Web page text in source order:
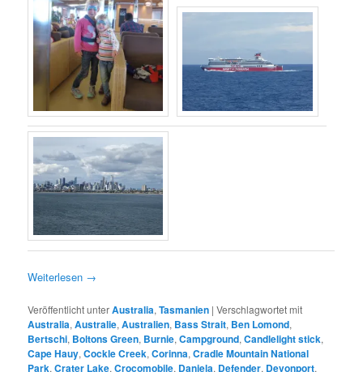
Weiterlesen →
Veröffentlicht unterAustralia,Tasmanien |Verschlagwortet mit
Australia,Australie,Australien, Bass Strait, Ben Lomond,
Bertschi, Boltons Green, Burnie,Campground,Candlelight stick,
Cape Hauy,Cockle Creek,Corinna,Cradle Mountain National
Park,Crater Lake,Crocomobile, Daniela, Defender, Devonport,